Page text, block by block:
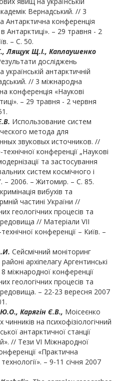
Вернадський. // 3
Антарктична конференція
Антарктиці». – 29 травня - 2
– С. 50.
Лящук Щ.І., Каплаушенко
досліджень
антарктичній
// 3 міжнародна
конференція «Наукові
– 29 травня - 2 червня
Использование систем
метода для
звуковых источников. //
конференції „Наукові
та застосування
систем космічного і
– 2006. – Житомир. – С. 85.
вибухів та
частині України //
геологічних процесів та
// Матеріали VIІ
конференції – Київ. –
Сейсмічний моніторинг
архіпелагу Аргентинські
міжнародної конференції
геологічних процесів та
– 22-23 вересня 2007
Карягін Є.В., Моісеєнко
на психофізіологічний
антарктичної станції
// Тези VI Міжнародної
«Практична
– 9-11 січня 2007